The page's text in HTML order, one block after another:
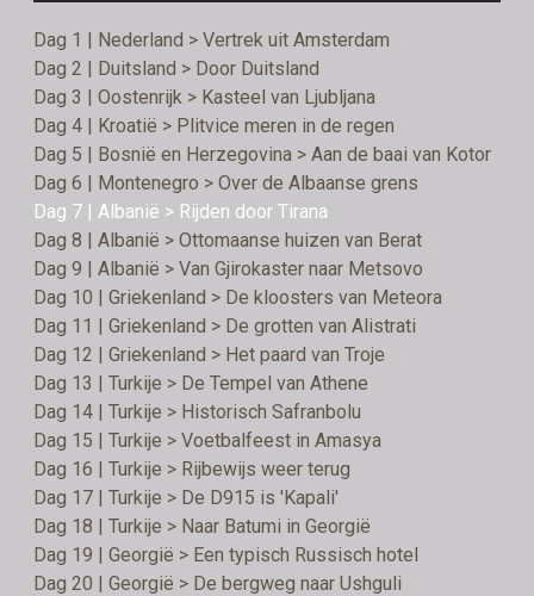
Dag 1 | Nederland > Vertrek uit Amsterdam
Dag 2 | Duitsland > Door Duitsland
Dag 3 | Oostenrijk > Kasteel van Ljubljana
Dag 4 | Kroatië > Plitvice meren in de regen
Dag 5 | Bosnië en Herzegovina > Aan de baai van Kotor
Dag 6 | Montenegro > Over de Albaanse grens
Dag 7 | Albanië > Rijden door Tirana
Dag 8 | Albanië > Ottomaanse huizen van Berat
Dag 9 | Albanië > Van Gjirokaster naar Metsovo
Dag 10 | Griekenland > De kloosters van Meteora
Dag 11 | Griekenland > De grotten van Alistrati
Dag 12 | Griekenland > Het paard van Troje
Dag 13 | Turkije > De Tempel van Athene
Dag 14 | Turkije > Historisch Safranbolu
Dag 15 | Turkije > Voetbalfeest in Amasya
Dag 16 | Turkije > Rijbewijs weer terug
Dag 17 | Turkije > De D915 is 'Kapali'
Dag 18 | Turkije > Naar Batumi in Georgië
Dag 19 | Georgië > Een typisch Russisch hotel
Dag 20 | Georgië > De bergweg naar Ushguli